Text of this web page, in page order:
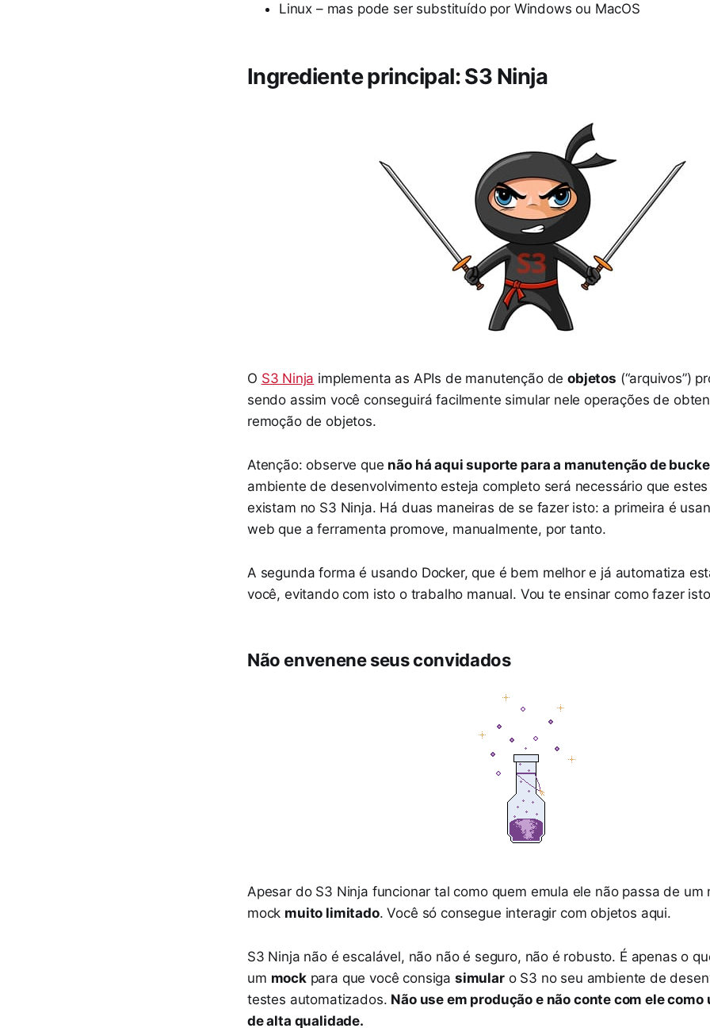
Linux – mas pode ser substituído por Windows ou MacOS
Ingrediente principal: S3 Ninja
O S3 Ninja implementa as APIs de manutenção deobjetos (“arquivos”)
sendo assim você conseguirá facilmente simular nele operações de
remoção de objetos.
Atenção: observe que não há aqui suporte para a manutenção de
ambiente de desenvolvimento esteja completo será necessário que
existam no S3 Ninja. Há duas maneiras de se fazer isto: a primeira é
web que a ferramenta promove, manualmente, por tanto.
A segunda forma é usando Docker, que é bem melhor e já automatiza
você, evitando com isto o trabalho manual. Vou te ensinar como fazer
Não envenene seus convidados
Apesar do S3 Ninja funcionar tal como quem emula ele não passa de um
mock muito limitado. Você só consegue interagir com objetos aqui.
S3 Ninja não é escalável, não não é seguro, não é robusto. É apenas o
um mockpara que você consiga simularo S3 no seu ambiente de
testes automatizados. Não use em produção e não conte com ele
de alta qualidade.